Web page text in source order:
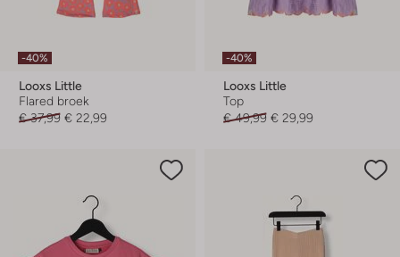
-40%
Looxs Little
Flared broek
€ 37,99 € 22,99
-40%
Looxs Little
Top
€ 49,99 € 29,99